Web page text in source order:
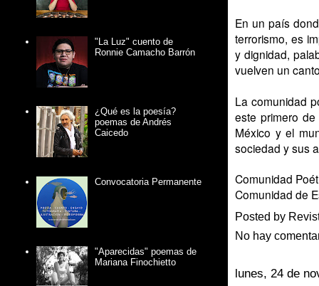
En un país
terrorismo, es
y dignidad,
vuelven un
La comunidad
este primero
México y el
sociedad y sus
Comunidad
Comunidad de
Posted by
No hay
lunes, 24 de
"La Luz" cuento de
Ronnie Camacho Barrón
¿Qué es la poesía?
poemas de Andrés
Caicedo
Convocatoria Permanente
"Aparecidas" poemas de
Mariana Finochietto